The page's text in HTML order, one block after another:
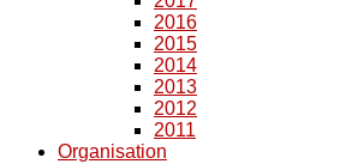
2016
2015
2014
2013
2012
2011
Organisation